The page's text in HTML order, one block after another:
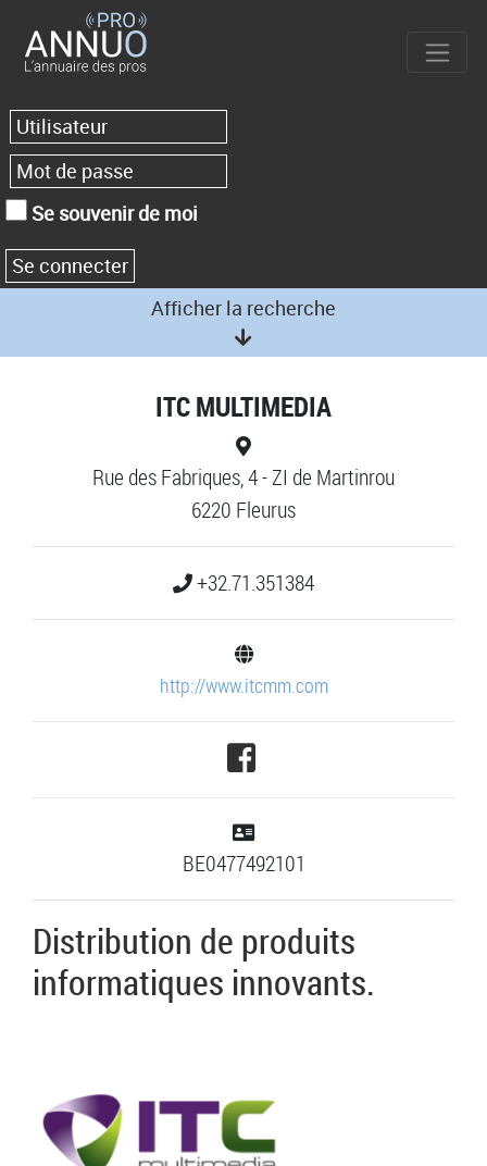
Se souvenir de moi
Afficher la recherche
ITC MULTIMEDIA
Rue des Fabriques, 4 - ZI de Martinrou
6220 Fleurus
+32.71.351384
http://www.itcmm.com
BE0477492101
Distribution de produits
informatiques innovants.